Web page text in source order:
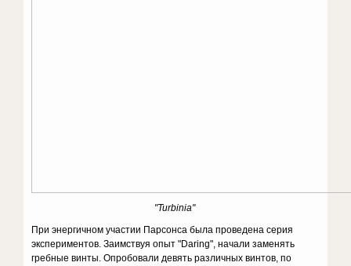
"Turbinia"
При энергичном участии Парсонса была проведена серия
экспериментов. Заимствуя опыт "Daring", начали заменять
гребные винты. Опробовали девять различных винтов, по